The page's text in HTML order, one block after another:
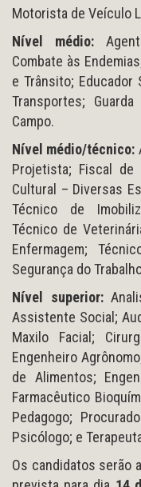
Motorista de Veículo
Nível médio:
Combate às
e Trânsito; Educador
Transportes;
Campo.
Nível médio/técnico:
Projetista; Fiscal de
Cultural – Diversas
Técnico de
Técnico de
Enfermagem;
Segurança do
Nível superior:
Assistente Social;
Maxilo Facial;
Engenheiro
de Alimentos;
Farmacêutico
Pedagogo;
Psicólogo; e
Os candidatos serão